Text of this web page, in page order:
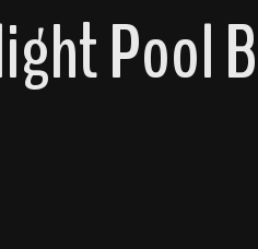
Pool